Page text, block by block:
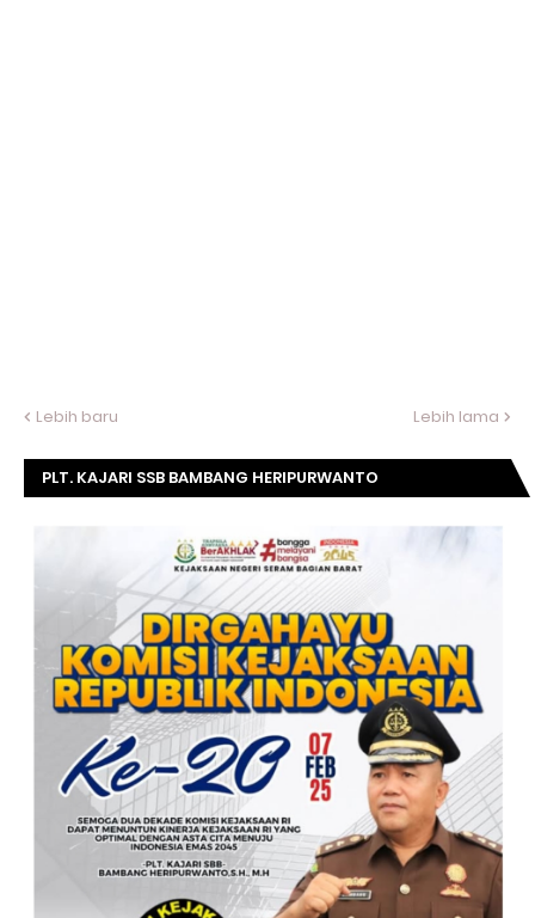
Lebih baru Lebih lama
PLT. KAJARI SSB BAMBANG HERIPURWANTO
KEJAKSAAN RI KE- 20 TAHUN.